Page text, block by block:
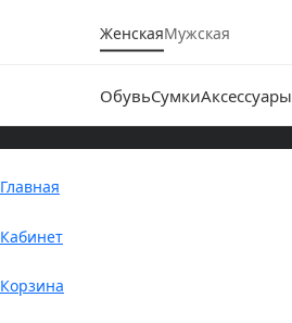
ЖенскаяМужская
ОбувьСумкиАксессуары
Главная
Кабинет
Корзина